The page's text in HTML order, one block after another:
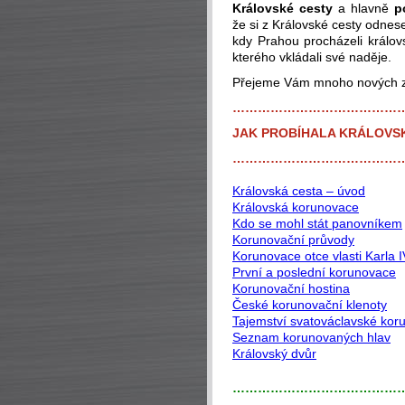
Královské cesty a hlavně
že si z Královské cesty
kdy Prahou procházeli
kterého vkládali své naděje.
Přejeme Vám mnoho nových
JAK PROBÍHALA
Královská cesta – úvod
Královská korunovace
Kdo se mohl stát panovníkem
Korunovační průvody
Korunovace otce vlasti Karla
První a poslední korunovace
Korunovační hostina
České korunovační klenoty
Tajemství svatováclavské
Seznam korunovaných hlav
Královský dvůr